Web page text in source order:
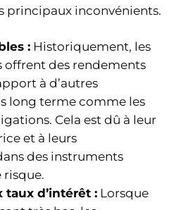
principaux inconvénients.
: Historiquement, les
offrent des rendements
à d’autres
long terme comme les
Cela est dû à leur
et à leurs
des instruments
risque.
taux d’intérêt : Lorsque